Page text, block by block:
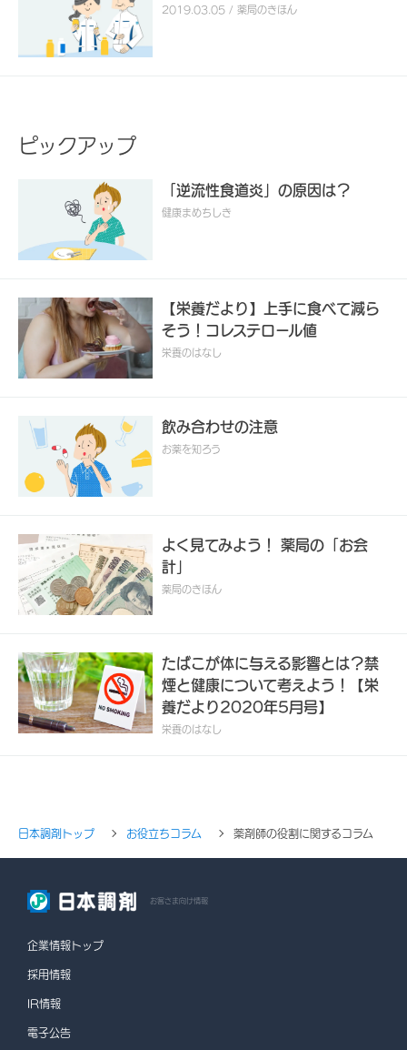
2019.03.05 / 薬局のきほん
ピックアップ
「逆流性食道炎」の原因は？
健康まめちしき
【栄養だより】上手に食べて減ら
そう！コレステロール値
栄養のはなし
飲み合わせの注意
お薬を知ろう
よく見てみよう！ 薬局の「お会
計」
薬局のきほん
たばこが体に与える影響とは？禁
煙と健康について考えよう！【栄
養だより2020年5月号】
栄養のはなし
日本調剤トップ お役立ちコラム 薬剤師の役割に関するコラム
お客さま向け情報
企業情報トップ
採用情報
IR情報
電子公告